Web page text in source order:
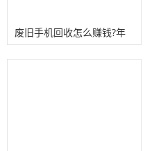
废旧手机回收怎么赚钱?年
赚十几万!